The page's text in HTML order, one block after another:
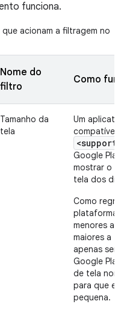
funciona.
acionam a filtragem no
Nome do
filtro
Como
Tamanho da
tela
Um
compatível,
Google
mostrar o
tela dos
Como regra
plataforma
menores a
maiores a
apenas ser
Google
de tela
para que
pequena.